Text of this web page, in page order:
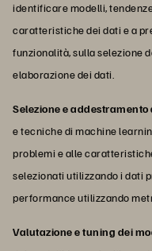
identificare modelli,
caratteristiche dei dati e a
funzionalità, sulla selezione
elaborazione dei dati.
Selezione e addestramento
e tecniche di machine
problemi e alle
selezionati utilizzando i dati
performance utilizzando
Valutazione e tuning dei